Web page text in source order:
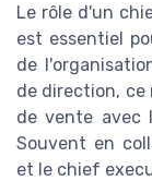
Le rôle d'un
est essentiel
de
de direction, ce
de vente avec
Souvent en
et le chief